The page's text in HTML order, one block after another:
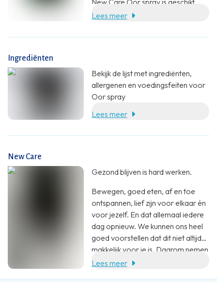
voor gebruik door volwassenen en
Lees meer
Ingrediënten
Bekijk de lijst met ingrediënten,
allergenen en voedingsfeiten voor
Oor spray
Lees meer
New Care
Gezond blijven is hard werken.
Bewegen, goed eten, af en toe
ontspannen, lief zijn voor elkaar én
voor jezelf. En dat allemaal iedere
dag opnieuw. We kunnen ons heel
goed voorstellen dat dit niet altijd
makkelijk voor je is. Daarom nemen
wij jou heel graag wat werk uit
Lees meer